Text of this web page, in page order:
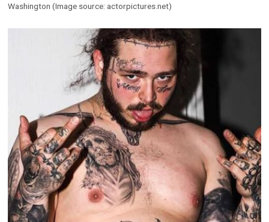
Washington (Image source: actorpictures.net)